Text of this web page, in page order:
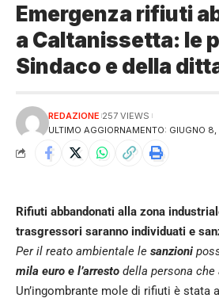
Emergenza rifiuti
a Caltanissetta: le
Sindaco e della
ULTIMO AGGIORNAMENTO: GIUGNO
REDAZIONE 257 VIEWS
Rifiuti abbandonati alla zona
trasgressori saranno individuati e
Per il reato ambientale le sanzioni
mila euro e l’arresto della persona che
Un’ingombrante mole di rifiuti è stata